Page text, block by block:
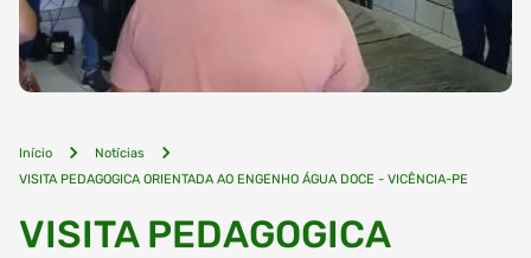
Início
Notícias
VISITA PEDAGOGICA ORIENTADA AO ENGENHO ÁGUA DOCE - VICÊNCIA-PE
VISITA PEDAGOGICA